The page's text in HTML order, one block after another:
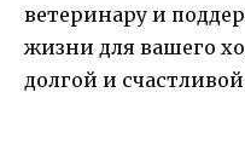
ветеринару и
жизни для вашего
долгой и